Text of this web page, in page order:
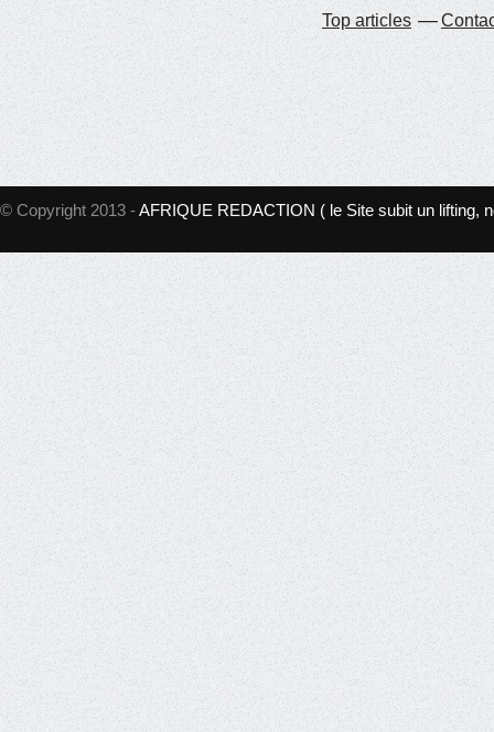
© Copyright 2013 -AFRIQUE REDACTION ( le Site subit un lifting,
Top articles